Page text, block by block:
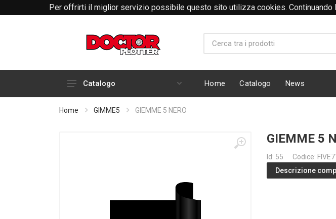
Per offrirti il miglior servizio possibile questo sito utilizza cookies.
HARDWARE
Catalogo Home Catalogo News
Home GIMME5 GIEMME 5 NERO
GIEMME 5
Id: 55 Codice:
Descrizione